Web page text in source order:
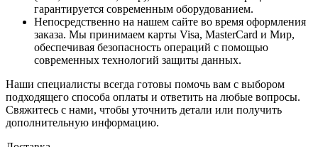
гарантируется современным оборудованием.
Непосредственно на нашем сайте во время оформления
заказа. Мы принимаем карты Visa, MasterCard и Мир,
обеспечивая безопасность операций с помощью
современных технологий защиты данных.
Наши специалисты всегда готовы помочь вам с выбором
подходящего способа оплаты и ответить на любые вопросы.
Свяжитесь с нами, чтобы уточнить детали или получить
дополнительную информацию.